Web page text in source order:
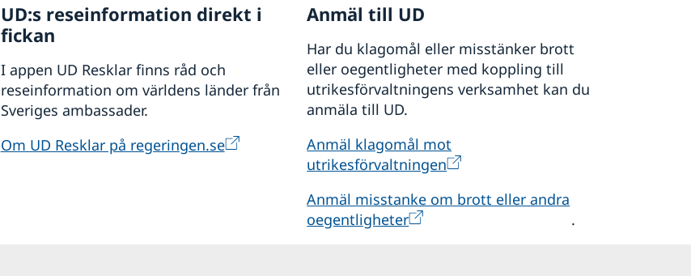
UD:s reseinformation direkt i
fickan
I appen UD Resklar finns råd och
reseinformation om världens länder från
Sveriges ambassader.
Om UD Resklar på regeringen.se
Anmäl till UD
Har du klagomål eller misstänker brott
eller oegentligheter med koppling till
utrikesförvaltningens verksamhet kan du
anmäla till UD.
Anmäl klagomål mot
utrikesförvaltningen
Anmäl misstanke om brott eller andra
oegentligheter
.